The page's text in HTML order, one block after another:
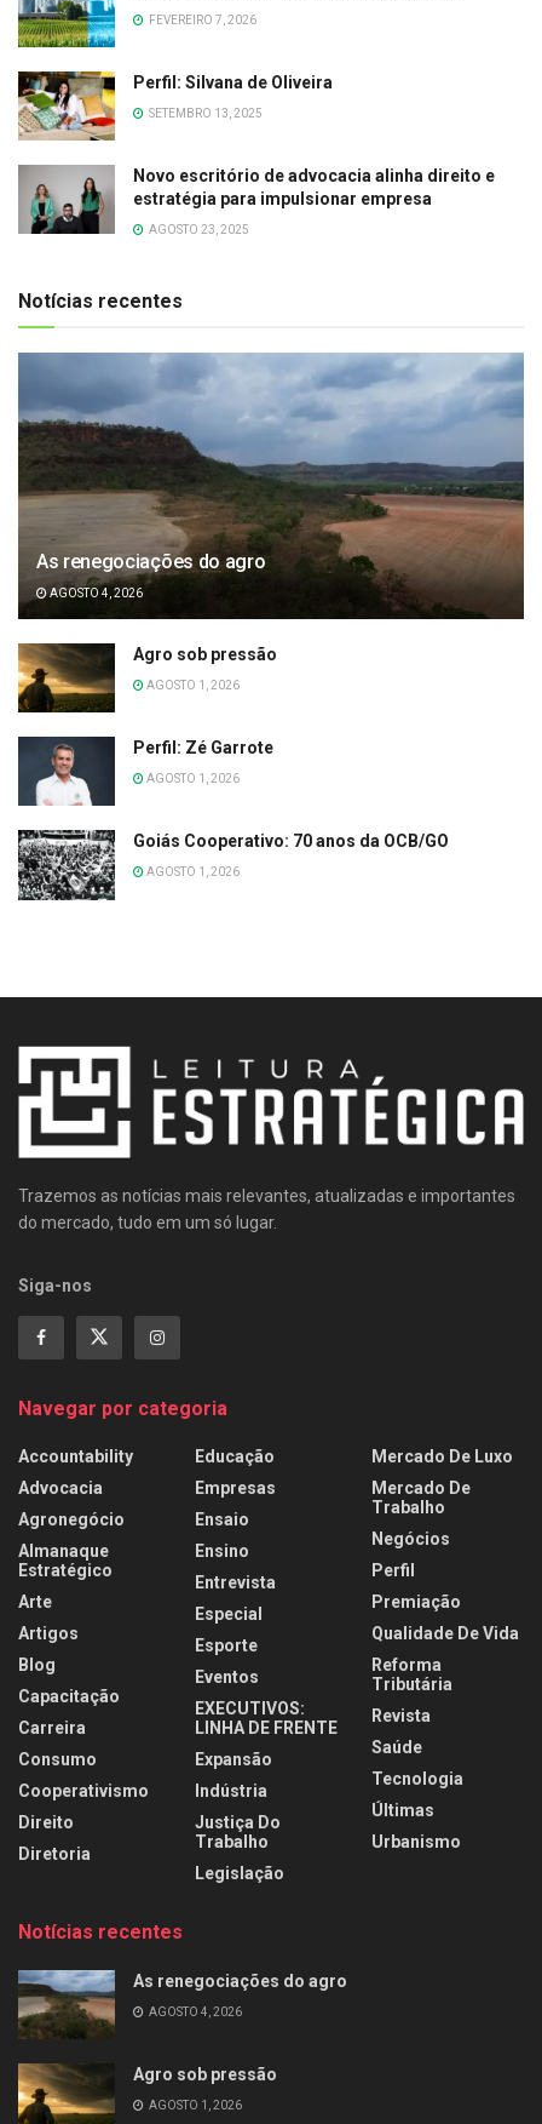
FEVEREIRO 7, 2026
Perfil: Silvana de Oliveira
SETEMBRO 13, 2025
Novo escritório de advocacia alinha direito e
estratégia para impulsionar empresa
AGOSTO 23, 2025
Notícias recentes
As renegociações do agro
AGOSTO 4, 2026
Agro sob pressão
AGOSTO 1, 2026
Perfil: Zé Garrote
AGOSTO 1, 2026
Goiás Cooperativo: 70 anos da OCB/GO
AGOSTO 1, 2026
Trazemos as notícias mais relevantes, atualizadas e importantes
do mercado, tudo em um só lugar.
Siga-nos
Navegar por categoria
Accountability
Advocacia
Agronegócio
Almanaque
Estratégico
Arte
Artigos
Blog
Capacitação
Carreira
Consumo
Cooperativismo
Direito
Diretoria
Educação
Empresas
Ensaio
Ensino
Entrevista
Especial
Esporte
Eventos
EXECUTIVOS:
LINHA DE FRENTE
Expansão
Indústria
Justiça Do
Trabalho
Legislação
Mercado De Luxo
Mercado De
Trabalho
Negócios
Perfil
Premiação
Qualidade De Vida
Reforma
Tributária
Revista
Saúde
Tecnologia
Últimas
Urbanismo
Notícias recentes
As renegociações do agro
AGOSTO 4, 2026
Agro sob pressão
AGOSTO 1, 2026